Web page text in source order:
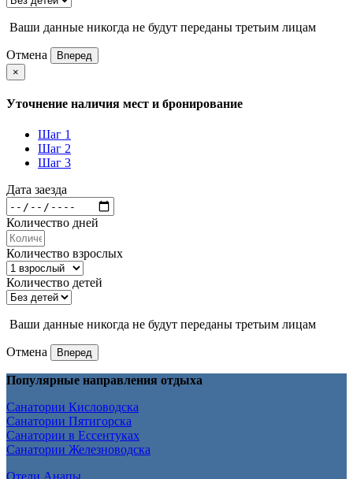
Ваши данные никогда не будут переданы третьим лицам
Отмена
Вперед
×
Уточнение наличия мест и бронирование
Шаг 1
Шаг 2
Шаг 3
Дата заезда
Количество дней
Количество взрослых
Количество детей
Ваши данные никогда не будут переданы третьим лицам
Отмена Вперед
Популярные направления отдыха
Санатории Кисловодска
Санатории Пятигорска
Санатории в Ессентуках
Санатории Железноводска